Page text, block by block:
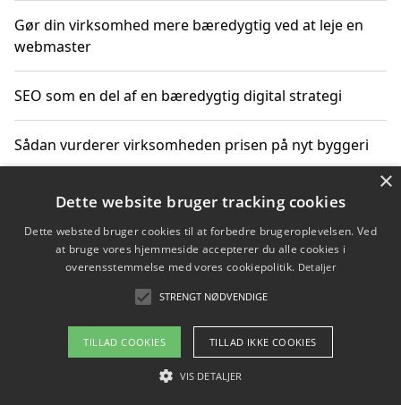
Gør din virksomhed mere bæredygtig ved at leje en
webmaster
SEO som en del af en bæredygtig digital strategi
Sådan vurderer virksomheden prisen på nyt byggeri
Sådan får du hjælp til en hjemmeside uden binding
Copyright 2026 - Pilanto Aps
Om / kontakt
Blog Betingelser
×
Dette website bruger tracking cookies
Dette websted bruger cookies til at forbedre brugeroplevelsen. Ved
at bruge vores hjemmeside accepterer du alle cookies i
overensstemmelse med vores cookiepolitik. Detaljer
STRENGT NØDVENDIGE
TILLAD COOKIES TILLAD IKKE COOKIES
VIS DETALJER